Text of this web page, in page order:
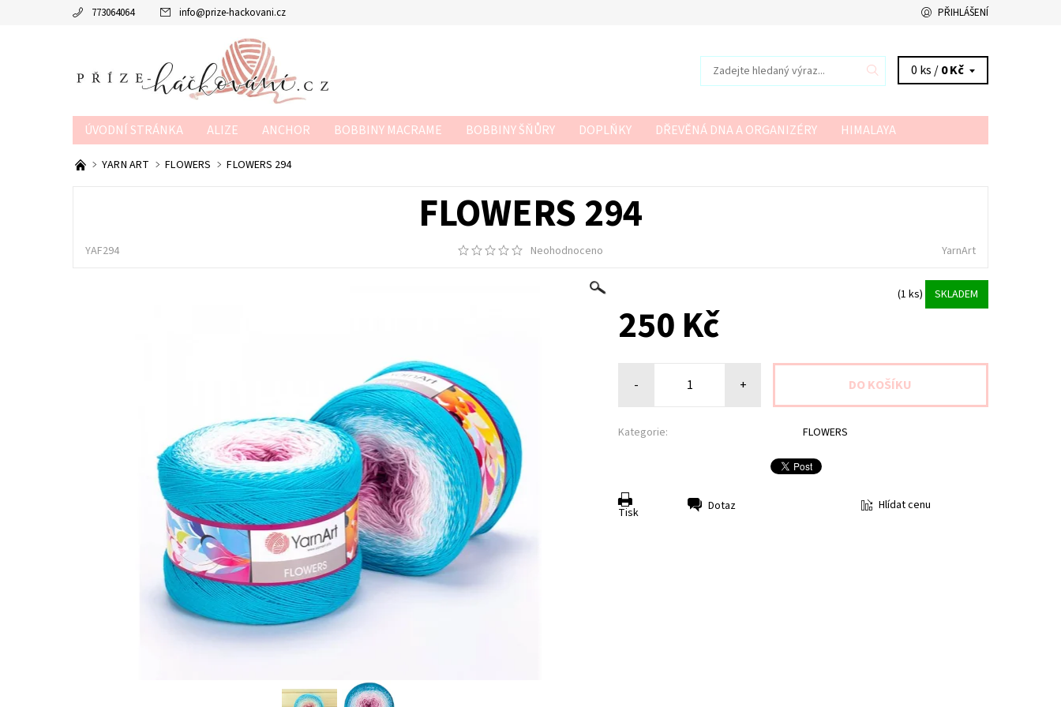
773064064 info@prize-hackovani.cz PŘIHLÁŠENÍ
0 ks /0 Kč
ÚVODNÍ STRÁNKA ALIZE ANCHOR BOBBINY MACRAME BOBBINY ŠŇŮRY DOPLŇKY DŘEVĚNÁ DNA A ORGANIZÉRY
HIMALAYA
MTP
NAKO POUKAZY SCHACHENMAYR
YARN ART FLOWERS FLOWERS 294
FLOWERS 294
YAF294 Neohodnoceno YarnArt
(1 ks) SKLADEM
250 Kč
- +
Kategorie: FLOWERS
Tisk Dotaz Hlídat cenu